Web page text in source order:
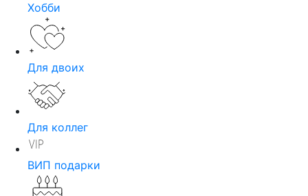
Хобби
Для двоих
Для коллег
ВИП подарки